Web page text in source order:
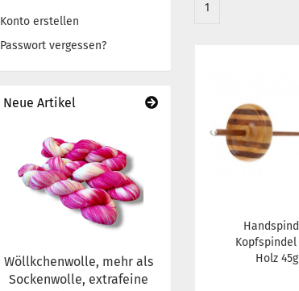
1
Kopfspindel
Holz 45g
Konto erstellen
Passwort vergessen?
Neue Artikel
Wöllkchenwolle, mehr als
Sockenwolle, extrafeine